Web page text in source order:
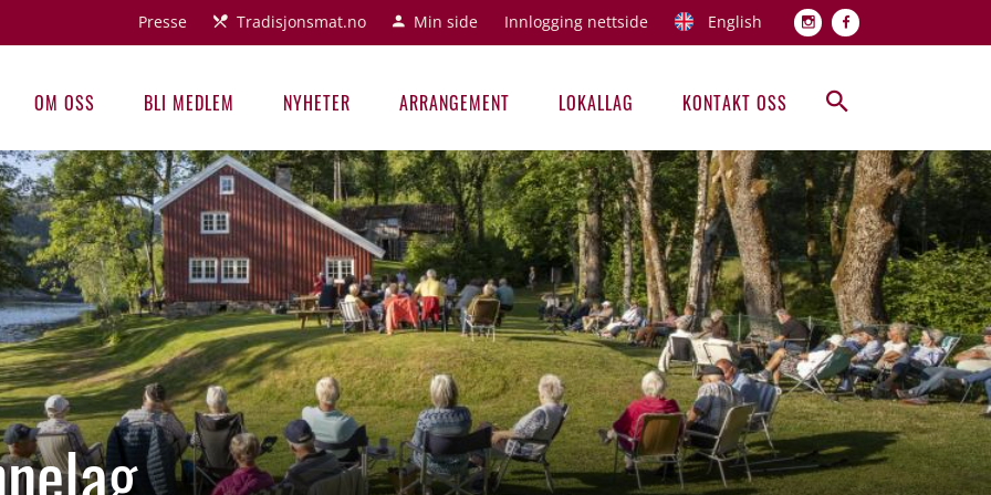
Topp
Presse Tradisjonsmat.no Min side Innlogging nettside English
Hovedmeny
OM OSS BLI MEDLEM NYHETER ARRANGEMENT LOKALLAG KONTAKT OSS